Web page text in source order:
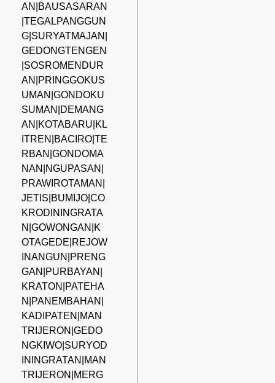
AN|BAUSASARAN
|TEGALPANGGUN
G|SURYATMAJAN|
GEDONGTENGEN
|SOSROMENDUR
AN|PRINGGOKUS
UMAN|GONDOKU
SUMAN|DEMANG
AN|KOTABARU|KL
ITREN|BACIRO|TE
RBAN|GONDOMA
NAN|NGUPASAN|
PRAWIROTAMAN|
JETIS|BUMIJO|CO
KRODININGRATA
N|GOWONGAN|K
OTAGEDE|REJOW
INANGUN|PRENG
GAN|PURBAYAN|
KRATON|PATEHA
N|PANEMBAHAN|
KADIPATEN|MAN
TRIJERON|GEDO
NGKIWO|SURYOD
ININGRATAN|MAN
TRIJERON|MERG